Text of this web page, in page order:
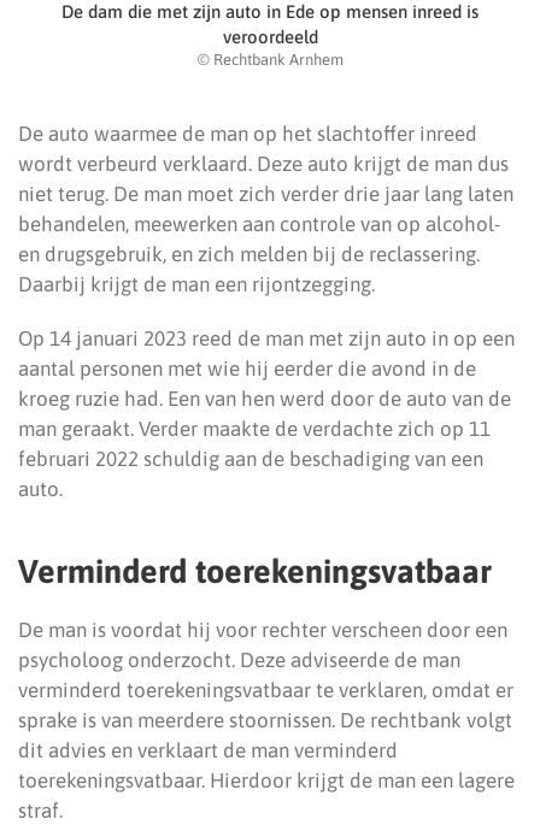
De dam die met zijn auto in Ede op mensen inreed is
veroordeeld
© Rechtbank Arnhem
De auto waarmee de man op het slachtoffer inreed
wordt verbeurd verklaard. Deze auto krijgt de man dus
niet terug. De man moet zich verder drie jaar lang laten
behandelen, meewerken aan controle van op alcohol-
en drugsgebruik, en zich melden bij de reclassering.
Daarbij krijgt de man een rijontzegging.
Op 14 januari 2023 reed de man met zijn auto in op een
aantal personen met wie hij eerder die avond in de
kroeg ruzie had. Een van hen werd door de auto van de
man geraakt. Verder maakte de verdachte zich op 11
februari 2022 schuldig aan de beschadiging van een
auto.
Verminderd toerekeningsvatbaar
De man is voordat hij voor rechter verscheen door een
psycholoog onderzocht. Deze adviseerde de man
verminderd toerekeningsvatbaar te verklaren, omdat er
sprake is van meerdere stoornissen. De rechtbank volgt
dit advies en verklaart de man verminderd
toerekeningsvatbaar. Hierdoor krijgt de man een lagere
straf.